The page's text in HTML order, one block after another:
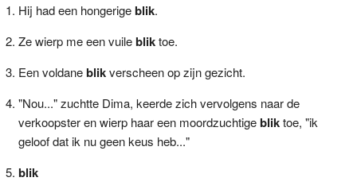
Hij had een hongerigeblik.
Ze wierp me een vuilebliktoe.
Een voldaneblikverscheen op zijn gezicht.
"Nou..." zuchtte Dima, keerde zich vervolgens naar de
verkoopster en wierp haar een moordzuchtigebliktoe, "ik
geloof dat ik nu geen keus heb..."
blik